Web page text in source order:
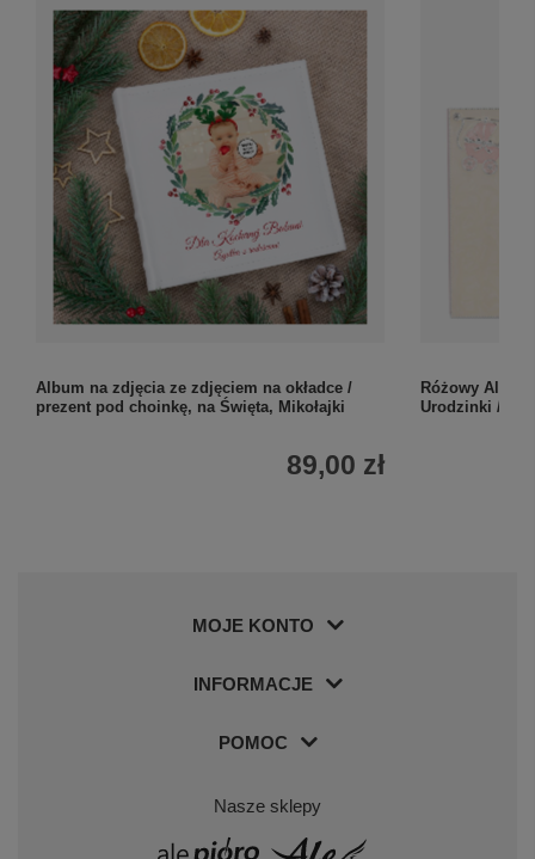
Album na zdjęcia ze zdjęciem na okładce /
prezent pod choinkę, na Święta, Mikołajki
89,00 zł
Różowy
Urodzinki /
MOJE KONTO
INFORMACJE
POMOC
Nasze sklepy